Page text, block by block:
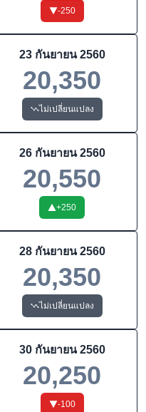
-250
23 กันยายน 2560
20,350
ไม่เปลี่ยนแปลง
26 กันยายน 2560
20,550
+250
28 กันยายน 2560
20,350
ไม่เปลี่ยนแปลง
30 กันยายน 2560
20,250
-100